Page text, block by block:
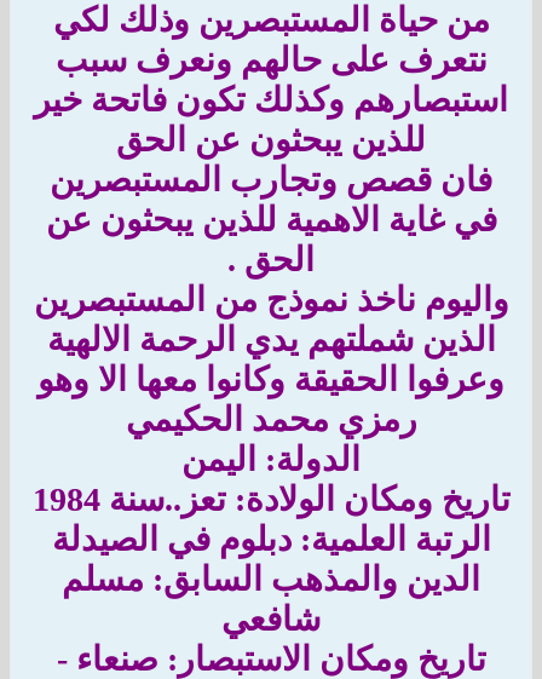
من حياة المستبصرين وذلك لكي
نتعرف على حالهم ونعرف سبب
استبصارهم وكذلك تكون فاتحة خير
للذين يبحثون عن الحق
فان قصص وتجارب المستبصرين
في غاية الاهمية للذين يبحثون عن
الحق .
واليوم ناخذ نموذج من المستبصرين
الذين شملتهم يدي الرحمة الالهية
وعرفوا الحقيقة وكانوا معها الا وهو
رمزي محمد الحكيمي
الدولة: اليمن
تاريخ ومكان الولادة: تعز..سنة 1984
الرتبة العلمية: دبلوم في الصيدلة
الدين والمذهب السابق: مسلم
شافعي
تاريخ ومكان الاستبصار: صنعاء -